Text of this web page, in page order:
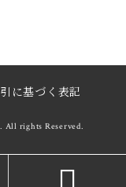
に基づく表記
All rights Reserved.